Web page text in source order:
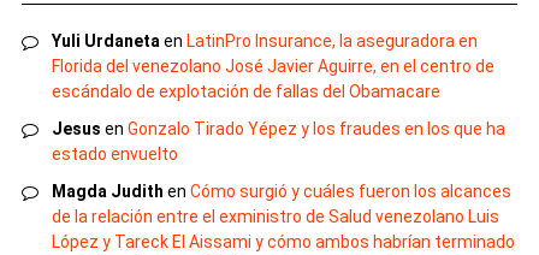
Yuli Urdaneta en LatinPro Insurance, la aseguradora en
Florida del venezolano José Javier Aguirre, en el centro de
escándalo de explotación de fallas del Obamacare
Jesus en Gonzalo Tirado Yépez y los fraudes en los que ha
estado envuelto
Magda Judith en Cómo surgió y cuáles fueron los alcances
de la relación entre el exministro de Salud venezolano Luis
López y Tareck El Aissami y cómo ambos habrían terminado